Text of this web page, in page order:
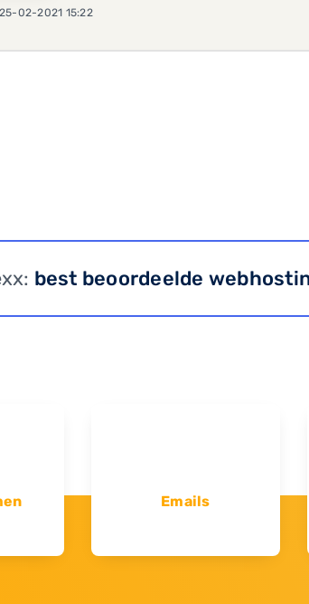
25-02-2021 15:22
best beoordeelde
Emails